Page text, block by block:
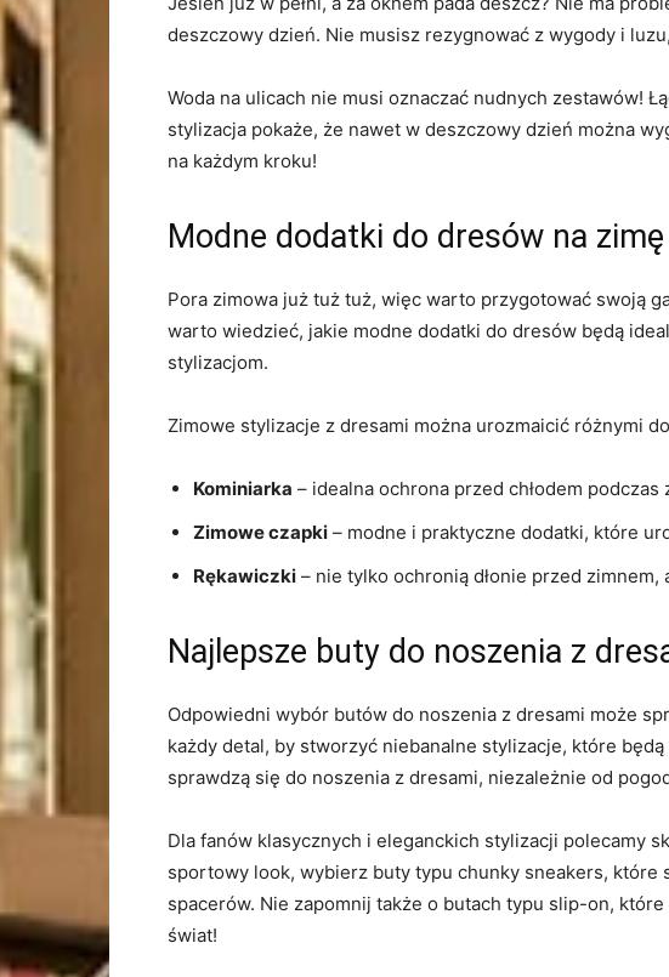
deszczowy dzień. Nie musisz rezygnować z wygody i
Woda na ulicach nie musi oznaczać nudnych zestawów!
stylizacja pokaże, że nawet w deszczowy dzień można
na każdym kroku!
Modne dodatki do dresów na zimę
Pora zimowa już tuż tuż, więc warto przygotować swoją
warto wiedzieć, jakie modne dodatki do dresów będą
stylizacjom.
Zimowe stylizacje z dresami można urozmaicić różnymi
Kominiarka – idealna ochrona przed chłodem podczas
Zimowe czapki – modne i praktyczne dodatki, które
Rękawiczki – nie tylko ochronią dłonie przed
Najlepsze buty do noszenia z
Odpowiedni wybór butów do noszenia z dresami może
każdy detal, by stworzyć niebanalne stylizacje, które
sprawdzą się do noszenia z dresami, niezależnie od
Dla fanów klasycznych i eleganckich stylizacji polecamy
sportowy look, wybierz buty typu chunky sneakers, które
spacerów. Nie zapomnij także o butach typu slip-on,
świat!